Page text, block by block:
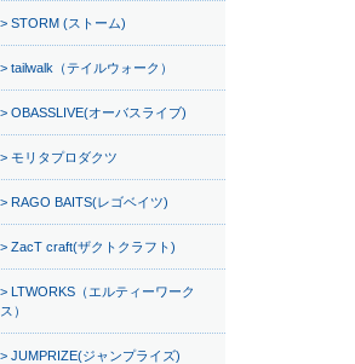
STORM (ストーム)
tailwalk（テイルウォーク）
OBASSLIVE(オーバスライブ)
モリタプロダクツ
RAGO BAITS(レゴベイツ)
ZacT craft(ザクトクラフト)
LTWORKS（エルティーワーク
ス）
JUMPRIZE(ジャンプライズ)